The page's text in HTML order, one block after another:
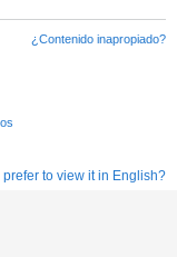
¿Contenido inapropiado?
to view it in English?